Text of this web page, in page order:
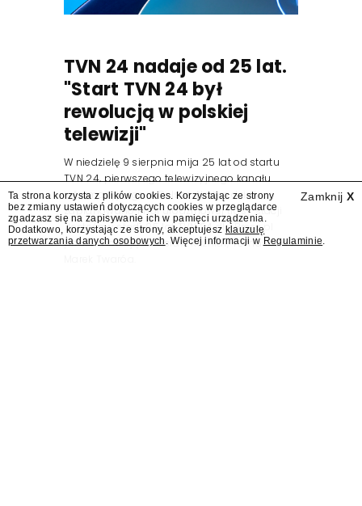
TVN 24 nadaje od 25 lat.
"Start TVN 24 był
rewolucją w polskiej
telewizji"
W niedzielę 9 sierpnia mija 25 lat od startu
TVN 24, pierwszego telewizyjnego kanału
informacyjnego w Polsce. Na ten dzień
zaplanowano finał urodzinowej trasy stacji
"Jesteśmy stąd". 25 lat TVN 24 dla Press.pl
podsumowują Jarosław Kuźniar, Tomasz Lis i
Zamknij X
Ta strona korzysta z plików cookies. Korzystając ze strony
bez zmiany ustawień dotyczących cookies w przeglądarce
zgadzasz się na zapisywanie ich w pamięci urządzenia.
Dodatkowo, korzystając ze strony, akceptujesz klauzulę
przetwarzania danych osobowych . Więcej informacji w Regulaminie.